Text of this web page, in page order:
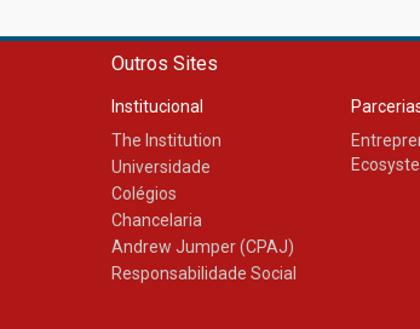
Outros Sites
Institucional
The Institution
Universidade
Colégios
Chancelaria
Andrew Jumper (CPAJ)
Responsabilidade Social